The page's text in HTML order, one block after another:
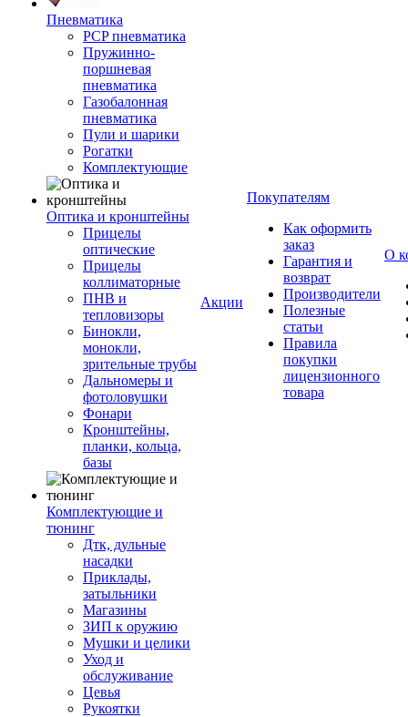
Пневматика
PCP пневматика
Пружинно-
поршневая
пневматика
Газобалонная
пневматика
Пули и шарики
Рогатки
Комплектующие
Оптика и кронштейны
Прицелы
оптические
Прицелы
коллиматорные
ПНВ и
тепловизоры
Бинокли,
монокли,
зрительные трубы
Дальномеры и
фотоловушки
Фонари
Кронштейны,
планки, кольца,
базы
Комплектующие и
тюнинг
Дтк, дульные
насадки
Приклады,
затыльники
Магазины
ЗИП к оружию
Мушки и целики
Уход и
обслуживание
Цевья
Рукоятки
Акции
Покупателям
Как оформить
заказ
Гарантия и
возврат
Производители
Полезные
статьи
Правила
покупки
лицензионного
товара
О